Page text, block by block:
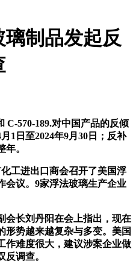
制品发起反
570-189.对中国产品的反倾
1日至2024年9月30日；反补
。
工进出口商会召开了美国浮
会议。9家浮法玻璃生产企业
长刘丹阳在会上指出，现在
形势越来越复杂与多变。美国
作难度很大，建议涉案企业做
调查。